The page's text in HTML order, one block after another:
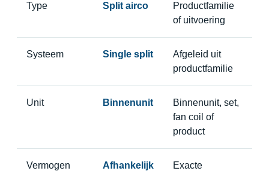
Type Split airco
Productfamilie
of uitvoering
Systeem Single split
Afgeleid uit
productfamilie
Unit Binnenunit
Binnenunit, set,
fan coil of
product
Vermogen
Afhankelijk
Exacte